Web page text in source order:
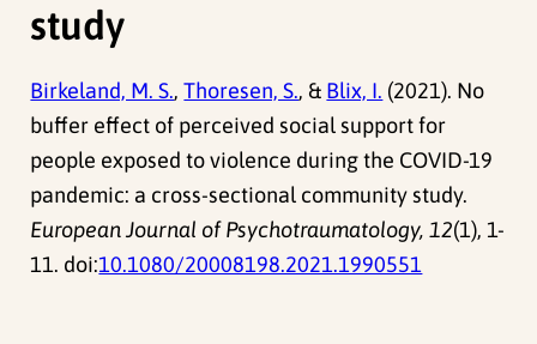
study
Birkeland, M. S.,Thoresen, S., & Blix, I. (2021). No
buffer effect of perceived social support for
people exposed to violence during the COVID-19
pandemic: a cross-sectional community study.
European Journal of Psychotraumatology, 12(1), 1-
11. doi:10.1080/20008198.2021.1990551